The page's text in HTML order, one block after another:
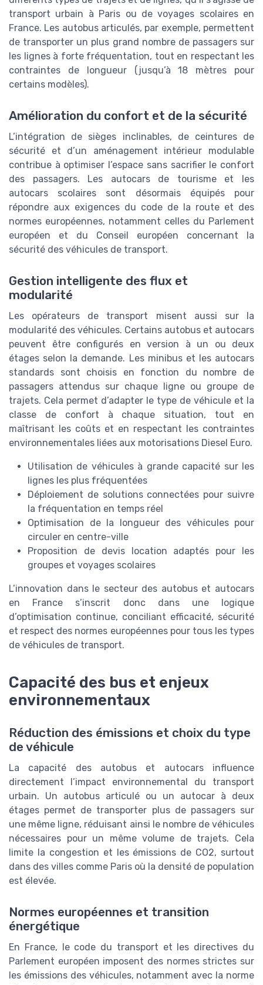
transport urbain à Paris ou de voyages scolaires en
France. Les autobus articulés, par exemple, permettent
de transporter un plus grand nombre de passagers sur
les lignes à forte fréquentation, tout en respectant les
contraintes de longueur (jusqu’à 18 mètres pour
certains modèles).
Amélioration du confort et de la sécurité
L’intégration de sièges inclinables, de ceintures de
sécurité et d’un aménagement intérieur modulable
contribue à optimiser l’espace sans sacrifier le confort
des passagers. Les autocars de tourisme et les
autocars scolaires sont désormais équipés pour
répondre aux exigences du code de la route et des
normes européennes, notamment celles du Parlement
européen et du Conseil européen concernant la
sécurité des véhicules de transport.
Gestion intelligente des flux et
modularité
Les opérateurs de transport misent aussi sur la
modularité des véhicules. Certains autobus et autocars
peuvent être configurés en version à un ou deux
étages selon la demande. Les minibus et les autocars
standards sont choisis en fonction du nombre de
passagers attendus sur chaque ligne ou groupe de
trajets. Cela permet d’adapter le type de véhicule et la
classe de confort à chaque situation, tout en
maîtrisant les coûts et en respectant les contraintes
environnementales liées aux motorisations Diesel Euro.
Utilisation de véhicules à grande capacité sur les
lignes les plus fréquentées
Déploiement de solutions connectées pour suivre
la fréquentation en temps réel
Optimisation de la longueur des véhicules pour
circuler en centre-ville
Proposition de devis location adaptés pour les
groupes et voyages scolaires
L’innovation dans le secteur des autobus et autocars
en France s’inscrit donc dans une logique
d’optimisation continue, conciliant efficacité, sécurité
et respect des normes européennes pour tous les types
de véhicules de transport.
Capacité des bus et enjeux
environnementaux
Réduction des émissions et choix du type
de véhicule
La capacité des autobus et autocars influence
directement l’impact environnemental du transport
urbain. Un autobus articulé ou un autocar à deux
étages permet de transporter plus de passagers sur
une même ligne, réduisant ainsi le nombre de véhicules
nécessaires pour un même volume de trajets. Cela
limite la congestion et les émissions de CO2, surtout
dans des villes comme Paris où la densité de population
est élevée.
Normes européennes et transition
énergétique
En France, le code du transport et les directives du
Parlement européen imposent des normes strictes sur
les émissions des véhicules, notamment avec la norme